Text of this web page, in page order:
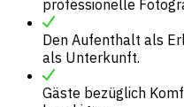
professionelle
Den Aufenthalt als
als Unterkunft.
Gäste bezüglich